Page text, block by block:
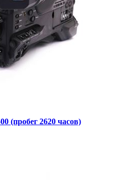
(пробег 2620 часов)